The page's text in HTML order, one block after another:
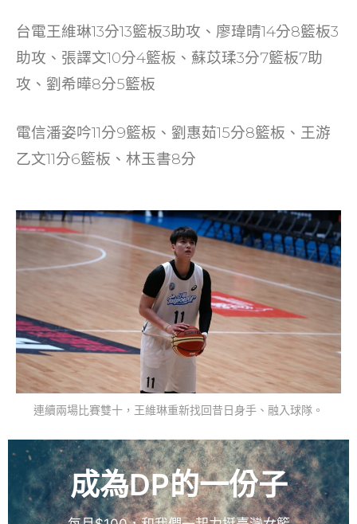
台電王維琳13分13籃板3助攻、廖瑋晴14分8籃板3
助攻、張譯文10分4籃板、蘇苡瑈3分7籃板7助
攻、劉希曄8分5籃板
電信潘姿吟11分9籃板、劉惠茹15分8籃板、王游
乙文11分6籃板、林玉書8分
連續兩場比賽雙十，王維琳重新找回昔日身手、融入球隊。
成為DP的一份子